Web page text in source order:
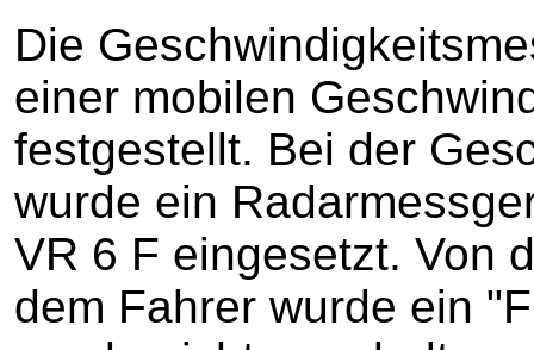
Die
einer mobilen
festgestellt. Bei der
wurde ein
VR 6 F eingesetzt. Von
dem Fahrer wurde ein